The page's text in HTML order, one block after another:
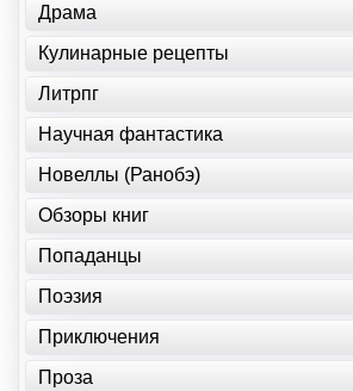
Драма
Кулинарные рецепты
Литрпг
Научная фантастика
Новеллы (Ранобэ)
Обзоры книг
Попаданцы
Поэзия
Приключения
Проза